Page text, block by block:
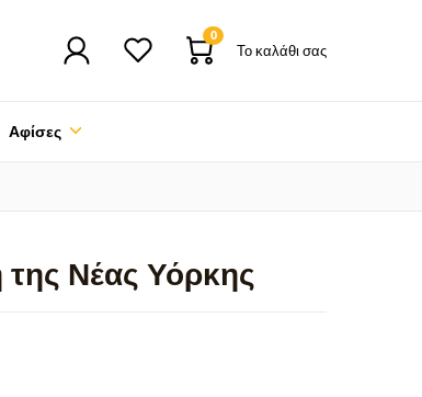
0
Το καλάθι σας
Αφίσες
Νέας Υόρκης